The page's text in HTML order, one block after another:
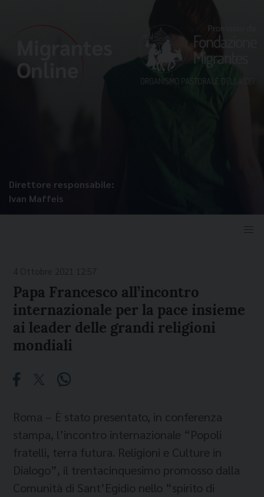
Direttore responsabile:
Ivan Maffeis
Papa Francesco all’incontro
internazionale per la pace insieme
ai leader delle grandi religioni
mondiali
Roma – È stato presentato, in conferenza
stampa, l’incontro internazionale “Popoli
fratelli, terra futura. Religioni e Culture in
Dialogo”, il trentacinquesimo promosso dalla
Comunità di Sant’Egidio nello “spirito di